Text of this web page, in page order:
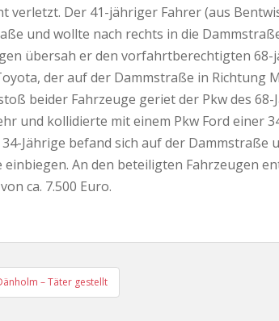
verletzt. Der 41-jähriger Fahrer (aus
und wollte nach rechts in die
übersah er den vorfahrtberechtigten
der auf der Dammstraße in Richtung
beider Fahrzeuge geriet der Pkw des
und kollidierte mit einem Pkw Ford einer
Jährige befand sich auf der Dammstraße
einbiegen. An den beteiligten Fahrzeugen
ca. 7.500 Euro.
– Täter gestellt